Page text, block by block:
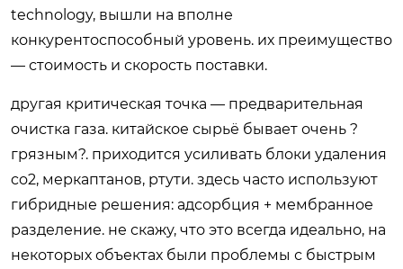
technology, вышли на вполне
конкурентоспособный уровень. их преимущество
— стоимость и скорость поставки.
другая критическая точка — предварительная
очистка газа. китайское сырьё бывает очень ?
грязным?. приходится усиливать блоки удаления
co2, меркаптанов, ртути. здесь часто используют
гибридные решения: адсорбция + мембранное
разделение. не скажу, что это всегда идеально, на
некоторых объектах были проблемы с быстрым